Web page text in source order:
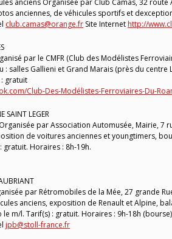
anciens Organisée par Club Camas, 32
anciennes, de véhicules sportifs et
club.camas@orange.fr Site Internethttp://
par le CMFR (Club des Modélistes
: salles Gallieni et Grand Marais (près du centre
: gratuit
Club-Des-Modélistes-Ferroviaires-Du-
SAINT LEGER
par Association Automusée, Mairie, 7
de voitures anciennes et youngtimers,
gratuit. Horaires : 8h-19h.
par Rétromobiles de la Mée, 27 grande
anciens, exposition de Renault et Alpine,
m/l. Tarif(s) : gratuit. Horaires : 9h-18h
jpb@stoll-france.fr